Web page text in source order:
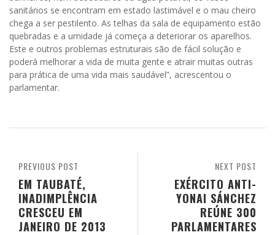
sanitários se encontram em estado lastimável e o mau cheiro
chega a ser pestilento. As telhas da sala de equipamento estão
quebradas e a umidade já começa a deteriorar os aparelhos.
Este e outros problemas estruturais são de fácil solução e
poderá melhorar a vida de muita gente e atrair muitas outras
para prática de uma vida mais saudável”, acrescentou o
parlamentar.
NEXT POST
EXÉRCITO ANTI-
YONAI SÁNCHEZ
REÚNE 300
PARLAMENTARES
PREVIOUS POST
EM TAUBATÉ,
INADIMPLÊNCIA
CRESCEU EM
JANEIRO DE 2013